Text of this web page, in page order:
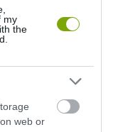
my
the
web or
BUKKANTAK